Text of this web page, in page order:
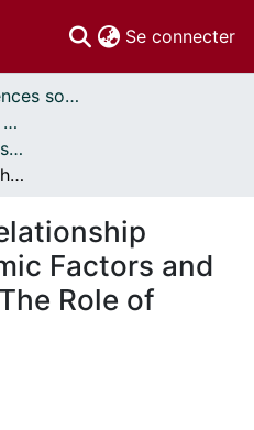
Se connecter
Faculté des sciences sociales // Faculty of Social Sciences
Science économique // Economics
Économie - Publications // Economics - Working Papers
Revisiting the Relationship between Economic Factors and Sleep Duration: The Role of Insomnia
Factors and
Role of